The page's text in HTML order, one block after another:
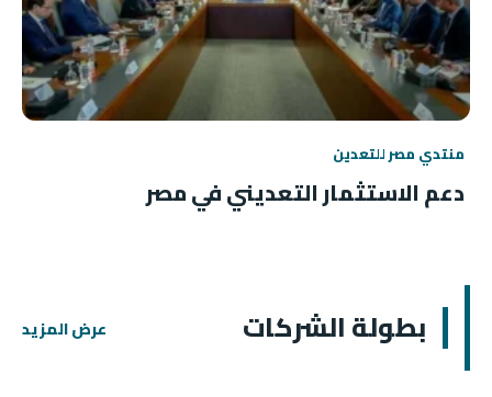
منتدي مصر للتعدين
دعم الاستثمار التعديني في مصر
بطولة الشركات عرض المزيد